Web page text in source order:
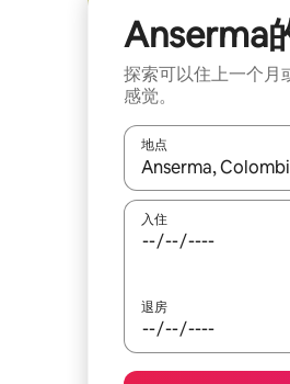
Anserma
探索可以住上一个月
感觉。
地点
如有搜索结果，请使
入住
退房